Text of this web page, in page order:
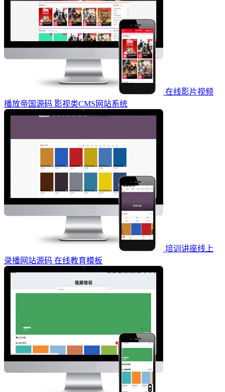
在线影片视频
播放帝国源码 影视类CMS网站系统
培训讲座线上
录播网站源码 在线教育模板